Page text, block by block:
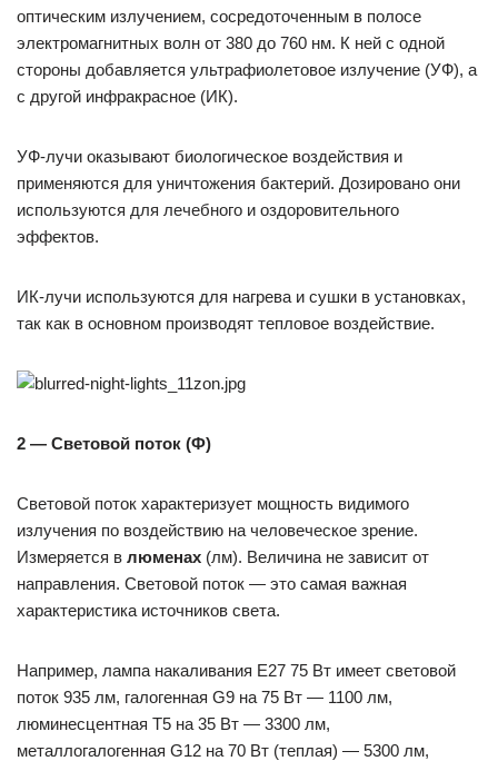
оптическим излучением, сосредоточенным в полосе
электромагнитных волн от 380 до 760 нм. К ней с одной
стороны добавляется ультрафиолетовое излучение (УФ), а
с другой инфракрасное (ИК).
УФ-лучи оказывают биологическое воздействия и
применяются для уничтожения бактерий. Дозировано они
используются для лечебного и оздоровительного
эффектов.
ИК-лучи используются для нагрева и сушки в установках,
так как в основном производят тепловое воздействие.
2 — Световой поток (Ф)
Световой поток характеризует мощность видимого
излучения по воздействию на человеческое зрение.
Измеряется в люменах (лм). Величина не зависит от
направления. Световой поток — это самая важная
характеристика источников света.
Например, лампа накаливания Е27 75 Вт имеет световой
поток 935 лм, галогенная G9 на 75 Вт — 1100 лм,
люминесцентная Т5 на 35 Вт — 3300 лм,
металлогалогенная G12 на 70 Вт (теплая) — 5300 лм,